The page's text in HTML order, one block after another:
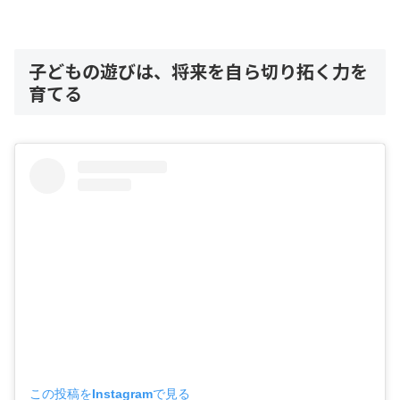
子どもの遊びは、将来を自ら切り拓く力を
育てる
この投稿をInstagramで見る